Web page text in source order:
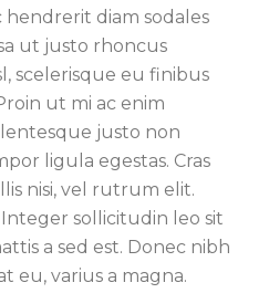
hendrerit diam sodales
ut justo rhoncus
scelerisque eu finibus
ut mi ac enim
justo non
ligula egestas. Cras
nisi, vel rutrum elit.
sollicitudin leo sit
a sed est. Donec nibh
eu, varius a magna.